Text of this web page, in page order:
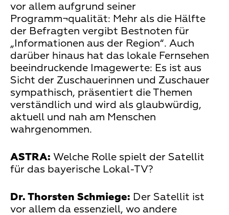
vor allem aufgrund seiner
Programm¬qualität: Mehr als die Hälfte
der Befragten vergibt Bestnoten für
„Informationen aus der Region“. Auch
darüber hinaus hat das lokale Fernsehen
beeindruckende Imagewerte: Es ist aus
Sicht der Zuschauerinnen und Zuschauer
sympathisch, präsentiert die Themen
verständlich und wird als glaubwürdig,
aktuell und nah am Menschen
wahrgenommen.
ASTRA: Welche Rolle spielt der Satellit
für das bayerische Lokal-TV?
Dr. Thorsten Schmiege: Der Satellit ist
vor allem da essenziell, wo andere